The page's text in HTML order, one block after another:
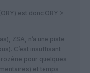
est donc ORY >
ZSA, n’a une piste
C’est insuffisant
pour quelques
et temps